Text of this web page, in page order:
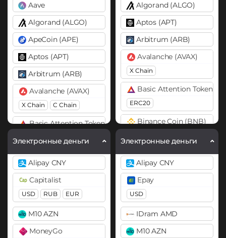
Aave
Algorand (ALGO)
ApeCoin (APE)
Aptos (APT)
Arbitrum (ARB)
Avalanche (AVAX)
X Chain C Chain
Basic Attention Token (BAT)
Binance Coin (BNB)
BEP20
Bitcoin (BTC)
BTC BEP20 Lightning
Bitcoin Cash (BCH)
Электронные деньги
Alipay CNY
Capitalist
USD RUB EUR
M10 AZN
MoneyGo
Algorand (ALGO)
Aptos (APT)
Arbitrum (ARB)
Avalanche (AVAX)
X Chain
Basic Attention Token
ERC20
Binance Coin (BNB)
Bitcoin (BTC)
BTC BEP20
Bitcoin Cash (BCH)
Bitcoin SV (BSV)
BitTorrent (BTT)
Электронные деньги
Alipay CNY
Epay
USD
IDram AMD
M10 AZN